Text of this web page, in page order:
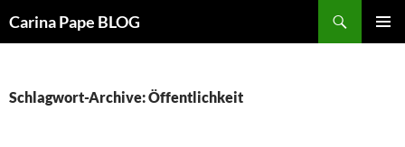
Carina Pape BLOG
Schlagwort-Archive: Öffentlichkeit